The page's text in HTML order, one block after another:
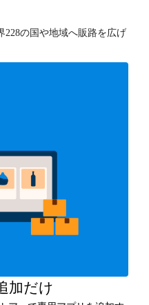
228の国や地域へ販路を広げ
加だけ